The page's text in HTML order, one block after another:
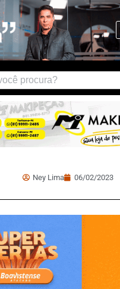
Ney Lima 06/02/2023